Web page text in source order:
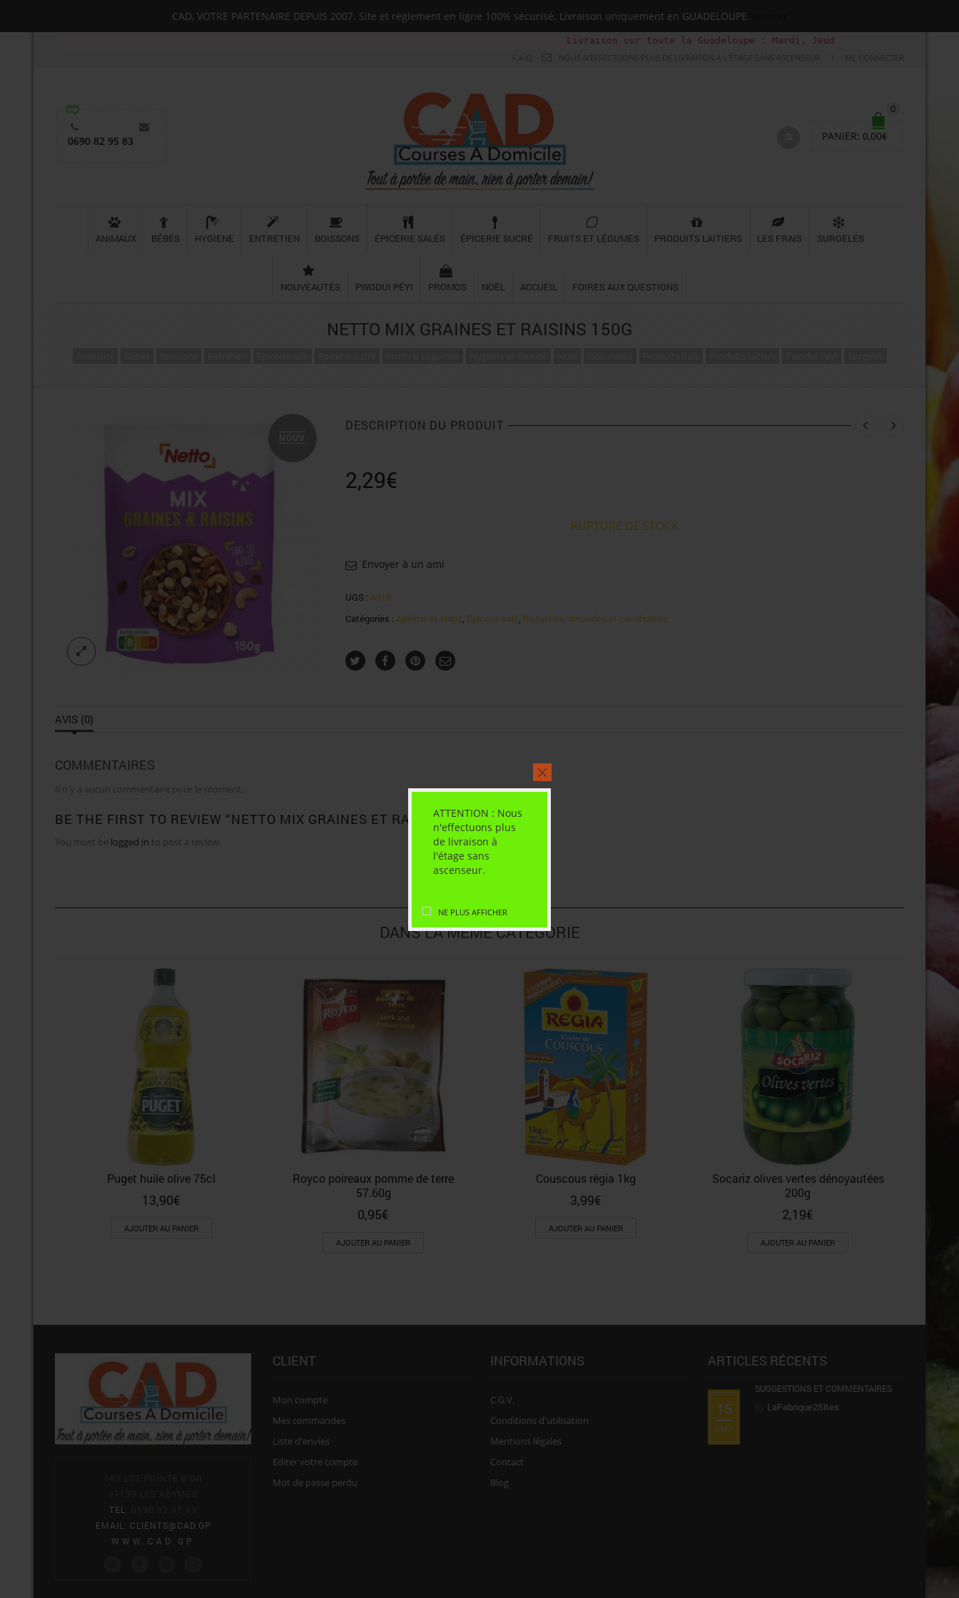
ATTENTION : Nous
n'effectuons plus
de livraison à
l'étage sans
ascenseur.
NE PLUS AFFICHER
Livraison sur toute la Guadeloupe : Mardi, Jeudi, Samedi (Basse-terre
NOUS N'EFFECTUONS PLUS DE LIVRAISON À L'ÉTAGE SANS ASCENSEUR.
ME CONNECTER
F.A.Q.
0690 82 95 83
0
PANIER: 0,00€
ANIMAUX BÉBÉS HYGIENE ENTRETIEN BOISSONS ÉPICERIE SALÉS ÉPICERIE SUCRÉ FRUITS ET LÉGUMES PRODUITS LAITIERS LES FRAIS SURGELÉS
NOUVEAUTÉS PWODUI PÉYI PROMOS NOËL ACCUEIL FOIRES AUX QUESTIONS
NETTO MIX GRAINES ET RAISINS 150G
NOUV
DESCRIPTION DU PRODUIT
2,29€
RUPTURE DE STOCK
Envoyer à un ami
UGS : A318
Catégories : Apéritis et chips, Epicerie salé, Pistaches, amandes et cacahuètes
AVIS (0)
COMMENTAIRES
Il n'y a aucun commentaire pour le moment.
BE THE FIRST TO REVIEW “NETTO MIX GRAINES ET RAISINS 150G”
You must be logged in to post a review.
DANS LA MÊME CATÉGORIE
Puget huile olive 75cl
13,90€
AJOUTER AU PANIER
Royco poireaux pomme de terre
57.60g
0,95€
AJOUTER AU PANIER
Couscous régia 1kg
3,99€
AJOUTER AU PANIER
Socariz olives vertes dénoyautées
200g
2,19€
AJOUTER AU PANIER
TEL
EMAIL
CLIENTS@CAD.GP
WWW.CAD.GP
CLIENT
Mon compte
Mes commandes
Liste d'envies
Editer votre compte
Mot de passe perdu
INFORMATIONS
C.G.V.
Conditions d'utilisation
Mentions légales
Contact
Blog
ARTICLES RÉCENTS
15
MAI
SUGGESTIONS ET COMMENTAIRES
LaFabrique2Sites
CAD, VOTRE PARTENAIRE DEPUIS 2007. Site et règlement en ligne 100% sécurisé. Livraison uniquement en GUADELOUPE.